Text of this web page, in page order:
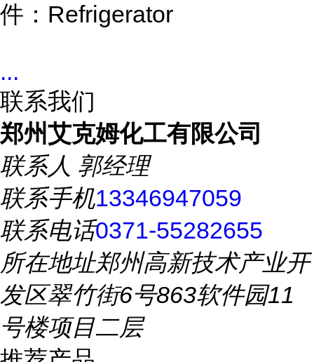
件：Refrigerator
...
联系我们
郑州艾克姆化工有限公司
联系人 郭经理
联系手机13346947059
联系电话0371-55282655
所在地址郑州高新技术产业开
发区翠竹街6号863软件园11
号楼项目二层